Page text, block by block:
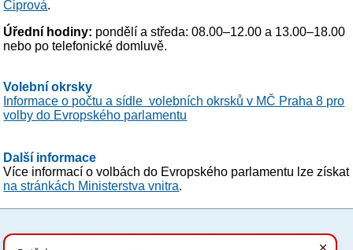
Ciprová.
Úřední hodiny: pondělí a středa: 08.00–12.00 a 13.00–18.00
nebo po telefonické domluvě.
Volební okrsky
Informace o počtu a sídle volebních okrsků v MČ Praha 8 pro
volby do Evropského parlamentu
Další informace
Více informací o volbách do Evropského parlamentu lze získat
na stránkách Ministerstva vnitra.
Tyto stránky využívají základní soubory cookies, které